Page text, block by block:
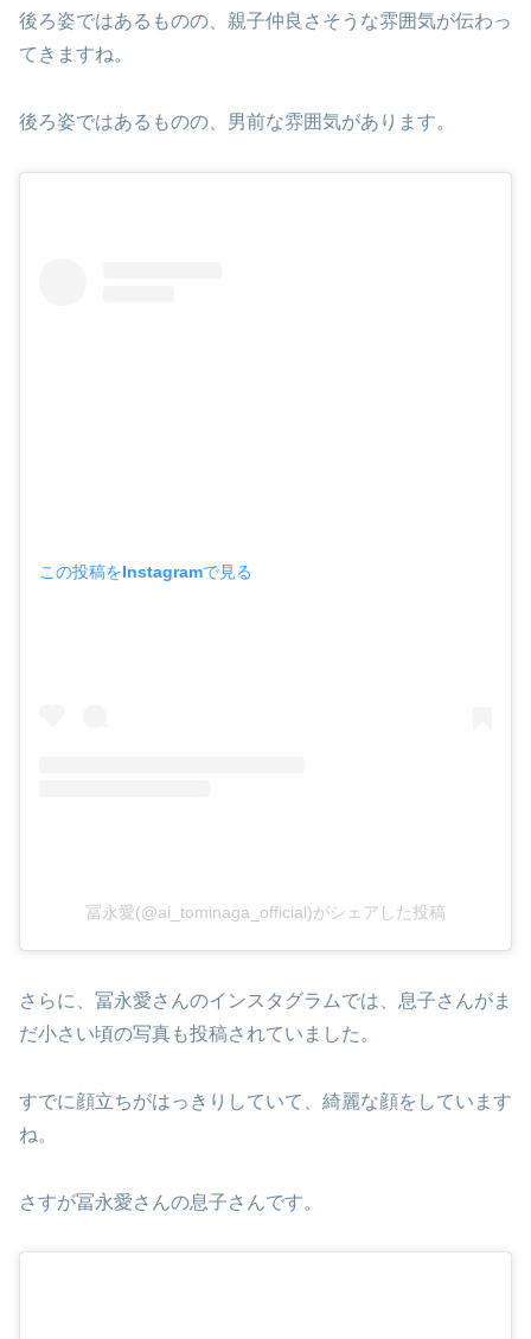
後ろ姿ではあるものの、親子仲良さそうな雰囲気が伝わっ
てきますね。
後ろ姿ではあるものの、男前な雰囲気があります。
この投稿をInstagramで見る
冨永愛(@ai_tominaga_official)がシェアした投稿
さらに、冨永愛さんのインスタグラムでは、息子さんがま
だ小さい頃の写真も投稿されていました。
すでに顔立ちがはっきりしていて、綺麗な顔をしています
ね。
さすが冨永愛さんの息子さんです。